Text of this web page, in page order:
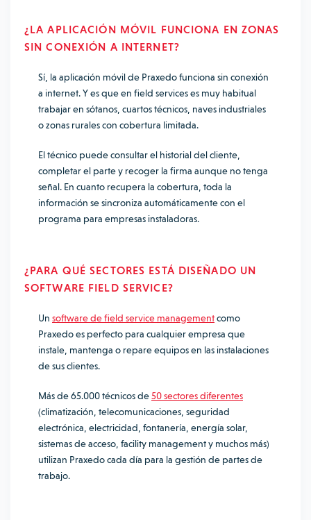
¿LA APLICACIÓN MÓVIL FUNCIONA EN ZONAS
SIN CONEXIÓN A INTERNET?
Sí, la aplicación móvil de Praxedo funciona sin conexión
a internet. Y es que en field services es muy habitual
trabajar en sótanos, cuartos técnicos, naves industriales
o zonas rurales con cobertura limitada.
El técnico puede consultar el historial del cliente,
completar el parte y recoger la firma aunque no tenga
señal. En cuanto recupera la cobertura, toda la
información se sincroniza automáticamente con el
programa para empresas instaladoras.
¿PARA QUÉ SECTORES ESTÁ DISEÑADO UN
SOFTWARE FIELD SERVICE?
Un software de field service managementcomo
Praxedo es perfecto para cualquier empresa que
instale, mantenga o repare equipos en las instalaciones
de sus clientes.
Más de 65.000 técnicos de50 sectores diferentes
(climatización, telecomunicaciones, seguridad
electrónica, electricidad, fontanería, energía solar,
sistemas de acceso, facility management y muchos más)
utilizan Praxedo cada día para la gestión de partes de
trabajo.